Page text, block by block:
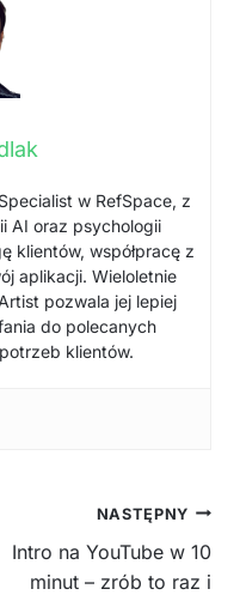
w RefSpace, z
AI oraz psychologii
klientów, współpracę z
aplikacji. Wieloletnie
pozwala jej lepiej
do polecanych
klientów.
NASTĘPNY
Intro na YouTube w 10
minut – zrób to raz i